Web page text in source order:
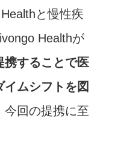
と慢性疾
Healthが
携することで医
ムシフトを図
今回の提携に至